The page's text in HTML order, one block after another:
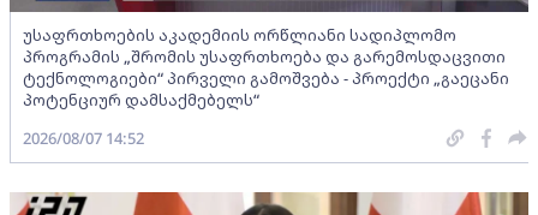
უსაფრთხოების აკადემიის ორწლიანი სადიპლომო
პროგრამის „შრომის უსაფრთხოება და გარემოსდაცვითი
ტექნოლოგიები“ პირველი გამოშვება - პროექტი „გაეცანი
პოტენციურ დამსაქმებელს“
2026/08/07 14:52